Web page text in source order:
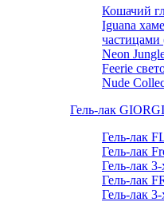
Кошачий
Iguana
частицами
Neon
Feerie
Nude
Гель-лак
Гель-лак
Гель-лак
Гель-лак
Гель-лак
Гель-лак